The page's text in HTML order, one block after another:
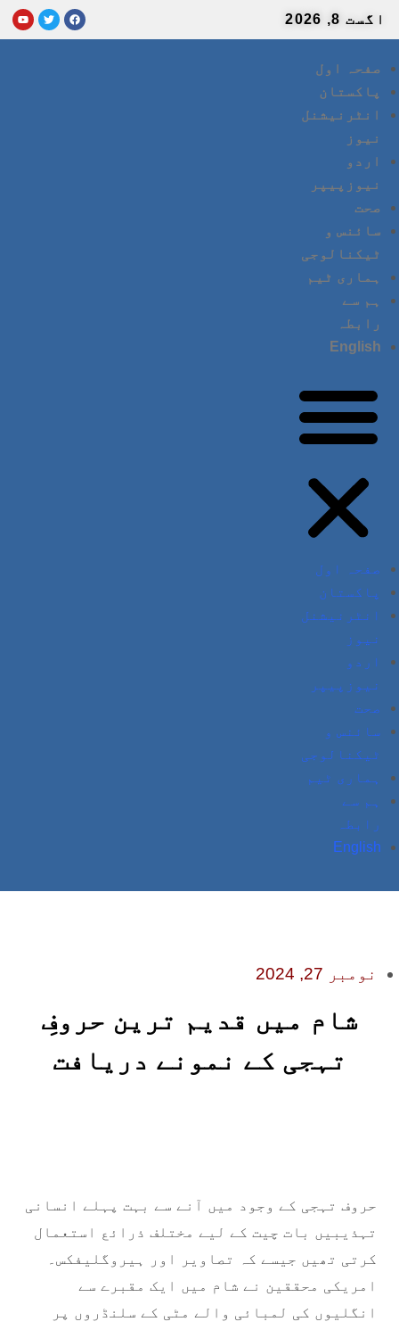
اگست 8, 2026
صفحہ اول
پاکستان
انٹرنیشنل
نیوز
اردو
نیوزپیپر
صحت
سائنس و
ٹیکنالوجی
ہماری ٹیم
ہم سے
رابطہ
English
صفحہ اول
پاکستان
انٹرنیشنل
نیوز
اردو
نیوزپیپر
صحت
سائنس و
ٹیکنالوجی
ہماری ٹیم
ہم سے
رابطہ
English
نومبر 27, 2024
شام میں قدیم ترین حروفِ
تہجی کے نمونے دریافت
حروف تہجی کے وجود میں آنے سے بہت پہلے انسانی
تہذیبیں بات چیت کے لیے مختلف ذرائع استعمال
کرتی تھیں جیسے کہ تصاویر اور ہیروگلیفکس۔
امریکی محققین نے شام میں ایک مقبرے سے
انگلیوں کی لمبائی والے مٹی کے سلنڈروں پر